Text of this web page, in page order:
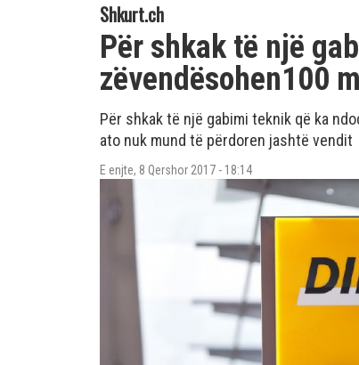
Shkurt.ch
Për shkak të një
zëvendësohen100
Për shkak të një gabimi teknik që ka
ato nuk mund të përdoren jashtë vendit
E enjte, 8 Qershor 2017 - 18:14